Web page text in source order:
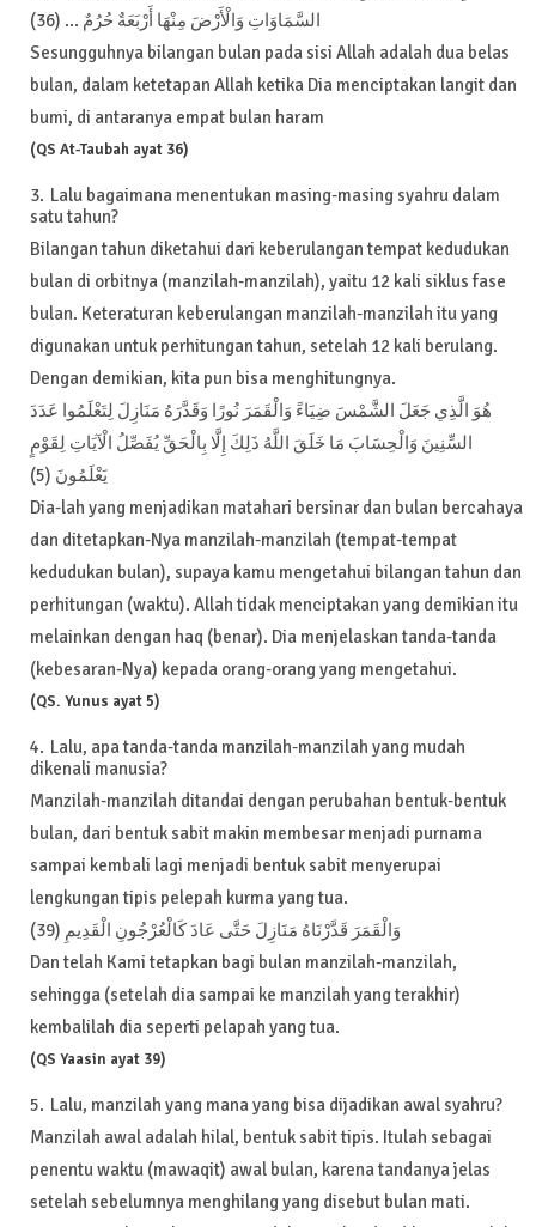
السَّمَاوَاتِ وَالْأَرْضَ مِنْهَا أَرْبَعَةٌ حُرُمٌ ... (36)
Sesungguhnya bilangan bulan pada sisi Allah adalah dua belas
bulan, dalam ketetapan Allah ketika Dia menciptakan langit dan
bumi, di antaranya empat bulan haram
(QS At-Taubah ayat 36)
Lalu bagaimana menentukan masing-masing syahru dalam
satu tahun?
Bilangan tahun diketahui dari keberulangan tempat kedudukan
bulan di orbitnya (manzilah-manzilah), yaitu 12 kali siklus fase
bulan. Keteraturan keberulangan manzilah-manzilah itu yang
digunakan untuk perhitungan tahun, setelah 12 kali berulang.
Dengan demikian, kita pun bisa menghitungnya.
هُوَ الَّذِي جَعَلَ الشَّمْسَ ضِيَاءً وَالْقَمَرَ نُورًا وَقَدَّرَهُ مَنَازِلَ لِتَعْلَمُوا عَدَدَ
السِّنِينَ وَالْحِسَابَ مَا خَلَقَ اللَّهُ ذَلِكَ إِلَّا بِالْحَقِّ يُفَصِّلُ الْآيَاتِ لِقَوْمٍ
يَعْلَمُونَ (5)
Dia-lah yang menjadikan matahari bersinar dan bulan bercahaya
dan ditetapkan-Nya manzilah-manzilah (tempat-tempat
kedudukan bulan), supaya kamu mengetahui bilangan tahun dan
perhitungan (waktu). Allah tidak menciptakan yang demikian itu
melainkan dengan haq (benar). Dia menjelaskan tanda-tanda
(kebesaran-Nya) kepada orang-orang yang mengetahui.
(QS. Yunus ayat 5)
Lalu, apa tanda-tanda manzilah-manzilah yang mudah
dikenali manusia?
Manzilah-manzilah ditandai dengan perubahan bentuk-bentuk
bulan, dari bentuk sabit makin membesar menjadi purnama
sampai kembali lagi menjadi bentuk sabit menyerupai
lengkungan tipis pelepah kurma yang tua.
وَالْقَمَرَ قَدَّرْنَاهُ مَنَازِلَ حَتَّى عَادَ كَالْعُرْجُونِ الْقَدِيمِ (39)
Dan telah Kami tetapkan bagi bulan manzilah-manzilah,
sehingga (setelah dia sampai ke manzilah yang terakhir)
kembalilah dia seperti pelapah yang tua.
(QS Yaasin ayat 39)
Lalu, manzilah yang mana yang bisa dijadikan awal syahru?
Manzilah awal adalah hilal, bentuk sabit tipis. Itulah sebagai
penentu waktu (mawaqit) awal bulan, karena tandanya jelas
setelah sebelumnya menghilang yang disebut bulan mati.